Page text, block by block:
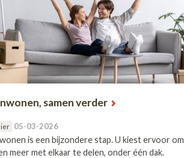
samen verder
05-03-2026
is een bijzondere stap. U kiest ervoor om
meer met elkaar te delen, onder één dak.